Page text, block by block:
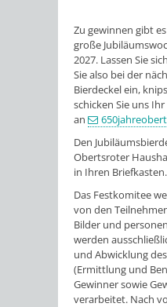
Zu gewinnen gibt
große
2027. Lassen Sie
Sie also bei der
Bierdeckel ein,
schicken Sie uns
an
Den
Obertsroter
in Ihren Briefkasten.
Das Festkomitee
von den
Bilder und
werden
und Abwicklung
(Ermittlung und
Gewinner sowie
verarbeitet. Nach